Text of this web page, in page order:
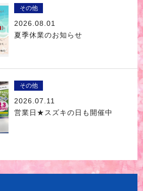
その他
2026.08.01
夏季休業のお知らせ
その他
2026.07.11
営業日★スズキの日も開催中